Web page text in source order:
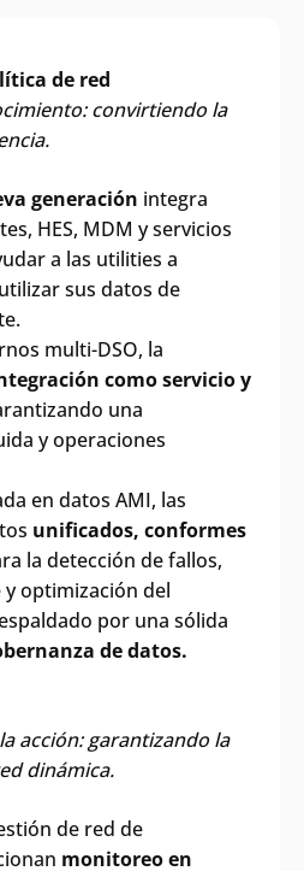
de red
convirtiendo la
generación integra
HES, MDM y servicios
a las utilities a
sus datos de
multi-DSO, la
como servicio y
una
y operaciones
en datos AMI, las
unificados, conformes
la detección de fallos,
optimización del
por una sólida
de datos.
acción: garantizando la
dinámica.
de red de
monitoreo en